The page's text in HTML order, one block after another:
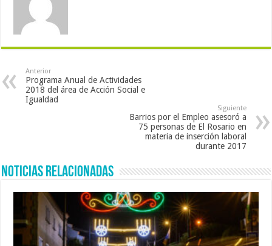
Anterior
Programa Anual de Actividades
2018 del área de Acción Social e
Igualdad
Siguiente
Barrios por el Empleo asesoró a
75 personas de El Rosario en
materia de inserción laboral
durante 2017
Noticias Relacionadas